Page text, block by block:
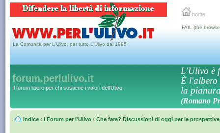
home
La Comunità per L'Ulivo, per tutto L'Ulivo dal 1995
FAIL (the
forum.perlulivo.it
Il forum libero per chi sostiene i valori dell'Ulivo
L'Ulivo è
È l'albero
la
(Romano
Indice ‹ I Forum per l'Ulivo ‹ Che fare? Discussioni di oggi per le